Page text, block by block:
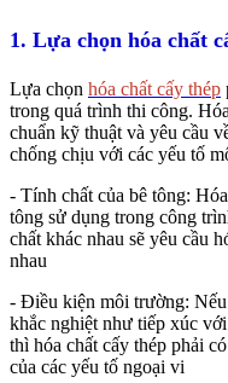
1. Lựa chọn hóa chất
Lựa chọn hóa chất cấy thép
trong quá trình thi công.
chuẩn kỹ thuật và yêu cầu
chống chịu với các yếu tố
- Tính chất của bê tông:
tông sử dụng trong công
chất khác nhau sẽ yêu cầu
nhau
- Điều kiện môi trường:
khắc nghiệt như tiếp xúc
thì hóa chất cấy thép phải
của các yếu tố ngoại vi